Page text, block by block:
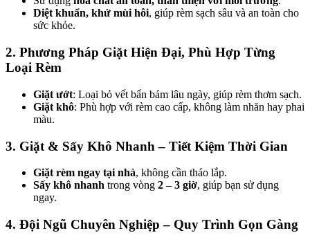
Diệt khuẩn, khử mùi hôi, giúp rèm sạch sâu và an toàn cho
sức khỏe.
2. Phương Pháp Giặt Hiện Đại, Phù Hợp Từng
Loại Rèm
Giặt ướt: Loại bỏ vết bẩn bám lâu ngày, giúp rèm thơm sạch.
Giặt khô: Phù hợp với rèm cao cấp, không làm nhăn hay phai
màu.
3. Giặt & Sấy Khô Nhanh – Tiết Kiệm Thời Gian
Giặt rèm ngay tại nhà, không cần tháo lắp.
Sấy khô nhanh trong vòng 2 – 3 giờ, giúp bạn sử dụng
ngay.
4. Đội Ngũ Chuyên Nghiệp – Quy Trình Gọn Gàng